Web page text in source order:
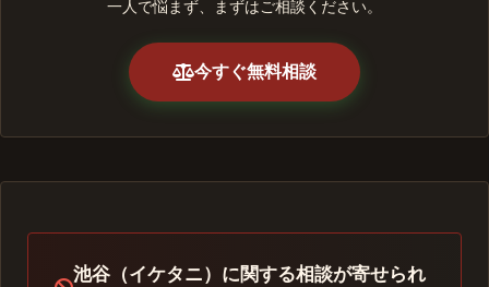
一人で悩まず、まずはご相談ください。
今すぐ無料相談
池谷（イケタニ）に関する相談が寄せられ